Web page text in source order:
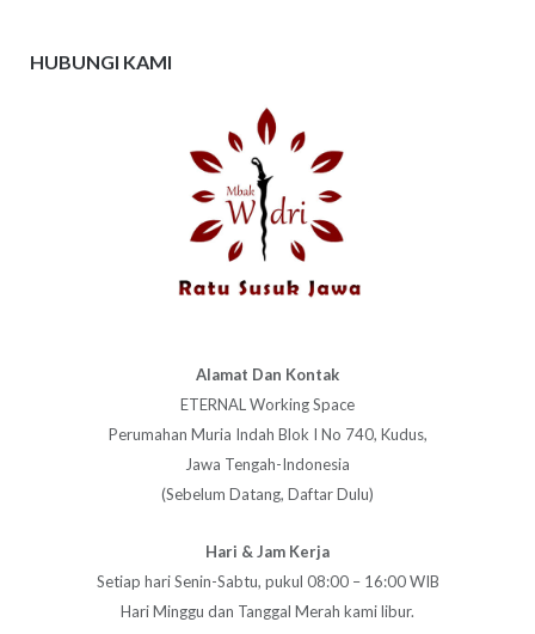
HUBUNGI KAMI
Alamat Dan Kontak
ETERNAL Working Space
Perumahan Muria Indah Blok I No 740, Kudus,
Jawa Tengah-Indonesia
(Sebelum Datang, Daftar Dulu)
Hari & Jam Kerja
Setiap hari Senin-Sabtu, pukul 08:00 – 16:00 WIB
Hari Minggu dan Tanggal Merah kami libur.